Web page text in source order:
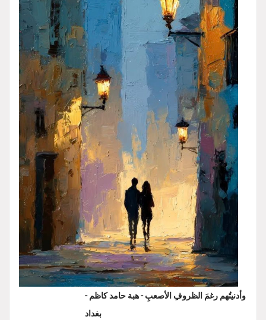
وأدنيتُهم رغمَ الظروفِ الأصعبِ - هبة حامد كاظم -
بغداد